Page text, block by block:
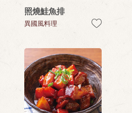
照燒鮭魚排
異國風料理